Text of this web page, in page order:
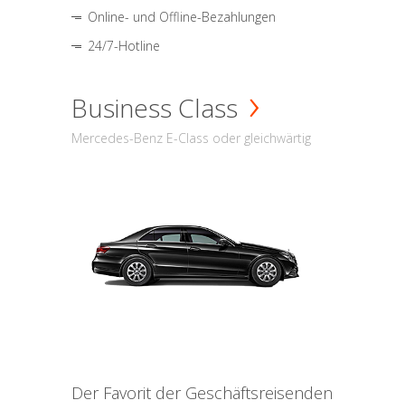
Online- und Offline-Bezahlungen
24/7-Hotline
Business Class
Mercedes-Benz E-Class oder gleichwärtig
Der Favorit der Geschäftsreisenden